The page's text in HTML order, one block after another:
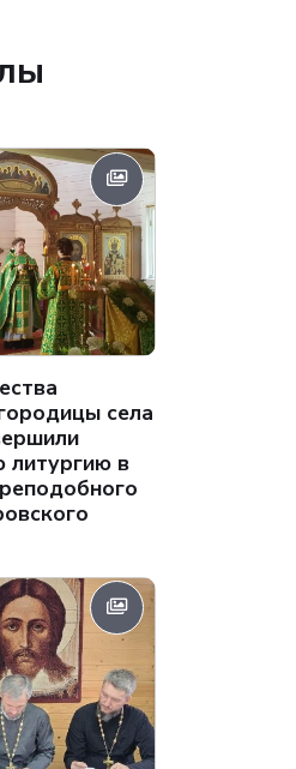
села
литургию в